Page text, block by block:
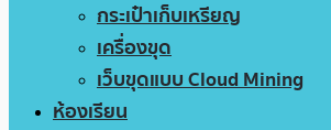
กระเป๋าเก็บเหรียญ
เครื่องขุด
เว็บขุดแบบ Cloud Mining
ห้องเรียน